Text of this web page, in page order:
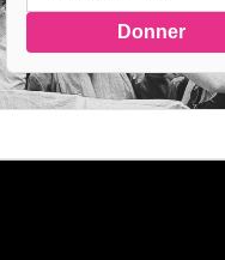
Donner